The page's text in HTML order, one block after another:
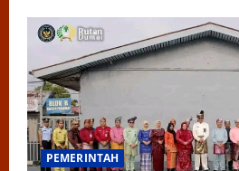
PEMERINTAH